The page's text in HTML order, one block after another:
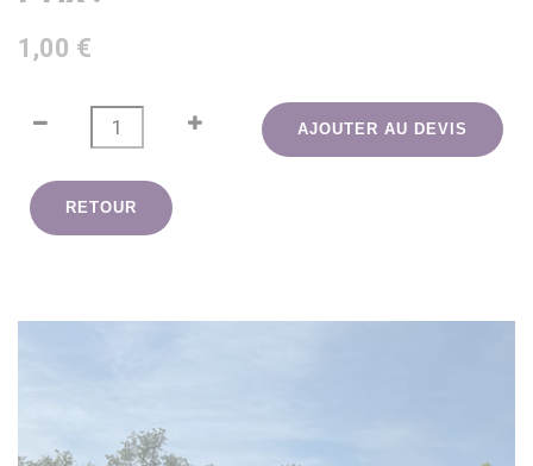
1,00 €
AJOUTER AU DEVIS
RETOUR